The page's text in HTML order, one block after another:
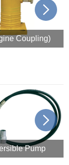
Coupling)
next
Pump
next